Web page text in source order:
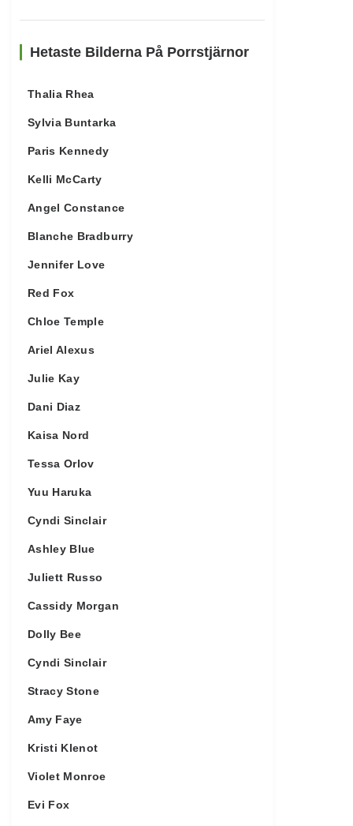
Hetaste Bilderna På Porrstjärnor
Thalia Rhea
Sylvia Buntarka
Paris Kennedy
Kelli McCarty
Angel Constance
Blanche Bradburry
Jennifer Love
Red Fox
Chloe Temple
Ariel Alexus
Julie Kay
Dani Diaz
Kaisa Nord
Tessa Orlov
Yuu Haruka
Cyndi Sinclair
Ashley Blue
Juliett Russo
Cassidy Morgan
Dolly Bee
Cyndi Sinclair
Stracy Stone
Amy Faye
Kristi Klenot
Violet Monroe
Evi Fox